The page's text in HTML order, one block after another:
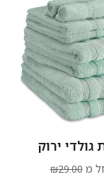
גולדי ירוק
מ ₪29.00